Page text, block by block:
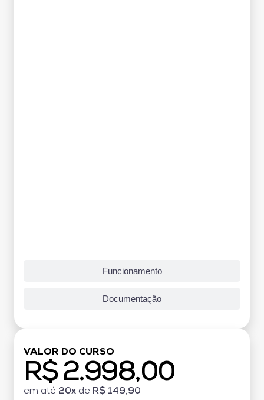
Funcionamento
Documentação
VALOR DO CURSO
R$ 2.998,00
em até 20x de R$ 149,90